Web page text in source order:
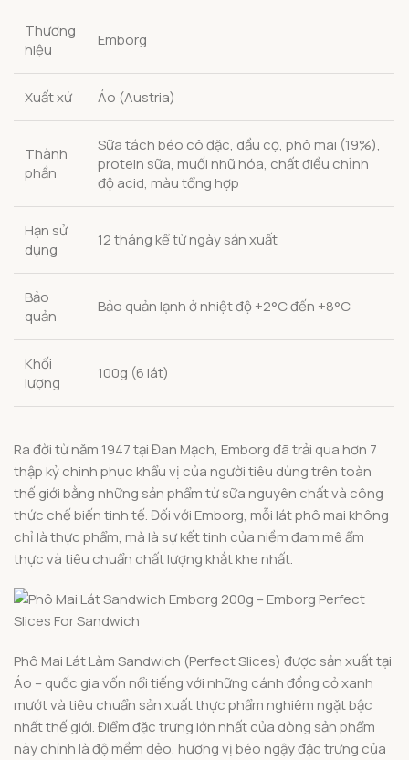
Thương
hiệu
Emborg
Xuất xứ Áo (Austria)
Thành
phần
Sữa tách béo cô đặc, dầu cọ, phô mai (19%),
protein sữa, muối nhũ hóa, chất điều chỉnh
độ acid, màu tổng hợp
Hạn sử
dụng
12 tháng kể từ ngày sản xuất
Bảo
quản
Bảo quản lạnh ở nhiệt độ +2°C đến +8°C
Khối
lượng
100g (6 lát)
Ra đời từ năm 1947 tại Đan Mạch, Emborg đã trải qua hơn 7
thập kỷ chinh phục khẩu vị của người tiêu dùng trên toàn
thế giới bằng những sản phẩm từ sữa nguyên chất và công
thức chế biến tinh tế. Đối với Emborg, mỗi lát phô mai không
chỉ là thực phẩm, mà là sự kết tinh của niềm đam mê ẩm
thực và tiêu chuẩn chất lượng khắt khe nhất.
Phô Mai Lát Làm Sandwich (Perfect Slices) được sản xuất tại
Áo – quốc gia vốn nổi tiếng với những cánh đồng cỏ xanh
mướt và tiêu chuẩn sản xuất thực phẩm nghiêm ngặt bậc
nhất thế giới. Điểm đặc trưng lớn nhất của dòng sản phẩm
này chính là độ mềm dẻo, hương vị béo ngậy đặc trưng của